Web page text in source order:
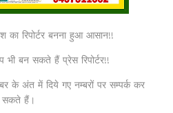
का रिपोर्टर बनना हुआ आसान!!
बन सकते हैं प्रेस रिपोर्टर!!
के अंत में दिये गए नम्बरों पर सम्पर्क कर
सकते हैं।